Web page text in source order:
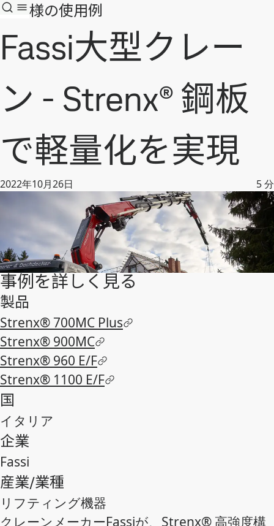
お客様の使用例
Fassi大型クレー
ン - Strenx® 鋼板
で軽量化を実現
2022年10月26日 5分
事例を詳しく見る
製品
Strenx® 700MC Plus
Strenx® 900MC
Strenx® 960 E/F
Strenx® 1100 E/F
国
イタリア
企業
Fassi
産業/業種
リフティング機器
クレーンメーカーFassiが、Strenx® 高強度構